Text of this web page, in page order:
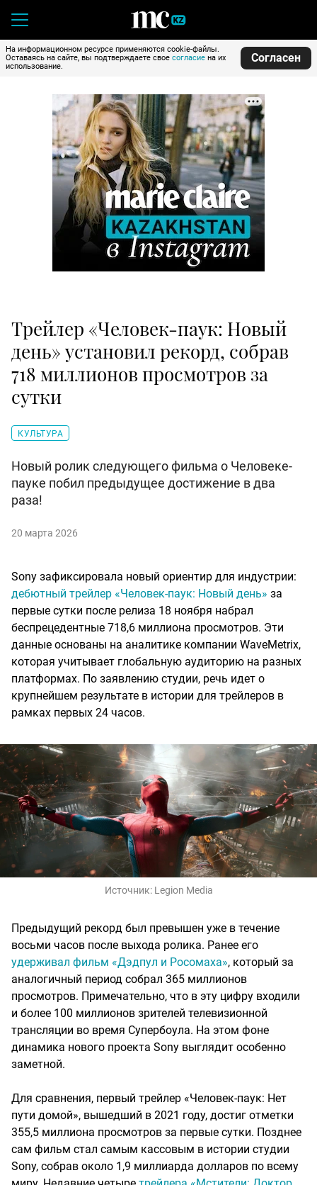
На информационном ресурсе применяются cookie-файлы.
Оставаясь на сайте, вы подтверждаете свое согласие на их
использование.
Согласен
Трейлер «Человек-паук: Новый
день» установил рекорд, собрав
718 миллионов просмотров за
сутки
КУЛЬТУРА
Новый ролик следующего фильма о Человеке-
пауке побил предыдущее достижение в два
раза!
20 марта 2026
Sony зафиксировала новый ориентир для индустрии:
дебютный трейлер «Человек-паук: Новый день» за
первые сутки после релиза 18 ноября набрал
беспрецедентные 718,6 миллиона просмотров. Эти
данные основаны на аналитике компании WaveMetrix,
которая учитывает глобальную аудиторию на разных
платформах. По заявлению студии, речь идет о
крупнейшем результате в истории для трейлеров в
рамках первых 24 часов.
Источник: Legion Media
Предыдущий рекорд был превышен уже в течение
восьми часов после выхода ролика. Ранее его
удерживал фильм «Дэдпул и Росомаха», который за
аналогичный период собрал 365 миллионов
просмотров. Примечательно, что в эту цифру входили
и более 100 миллионов зрителей телевизионной
трансляции во время Супербоула. На этом фоне
динамика нового проекта Sony выглядит особенно
заметной.
Для сравнения, первый трейлер «Человек-паук: Нет
пути домой», вышедший в 2021 году, достиг отметки
355,5 миллиона просмотров за первые сутки. Позднее
сам фильм стал самым кассовым в истории студии
Sony, собрав около 1,9 миллиарда долларов по всему